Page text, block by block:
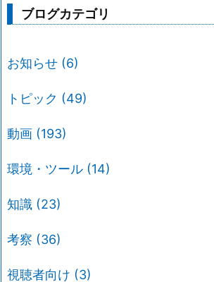
ブログカテゴリ
お知らせ (6)
トピック (49)
動画 (193)
環境・ツール (14)
知識 (23)
考察 (36)
視聴者向け (3)